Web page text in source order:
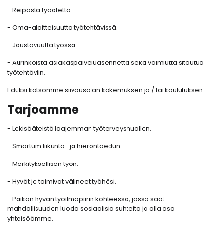
- Reipasta työotetta
- Oma-aloitteisuutta työtehtävissä.
- Joustavuutta työssä.
- Aurinkoista asiakaspalveluasennetta sekä valmiutta sitoutua
työtehtäviin.
Eduksi katsomme siivousalan kokemuksen ja / tai koulutuksen.
Tarjoamme
- Lakisääteistä laajemman työterveyshuollon.
- Smartum liikunta- ja hierontaedun.
- Merkityksellisen työn.
- Hyvät ja toimivat välineet työhösi.
- Paikan hyvän työilmapiirin kohteessa, jossa saat
mahdollisuuden luoda sosiaalisia suhteita ja olla osa
yhteisöämme.